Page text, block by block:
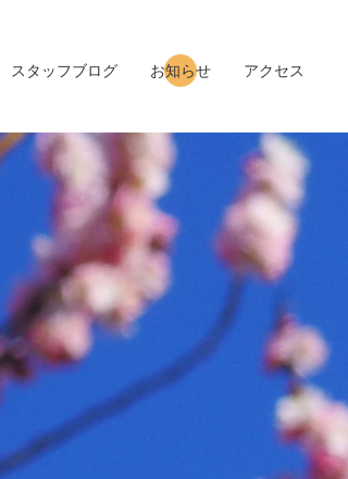
スタッフブログ お知らせ アクセス